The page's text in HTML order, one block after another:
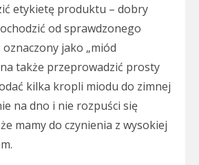
etykietę produktu – dobry
od sprawdzonego
jako „miód
także przeprowadzić prosty
kilka kropli miodu do zimnej
na dno i nie rozpuści się
mamy do czynienia z wysokiej